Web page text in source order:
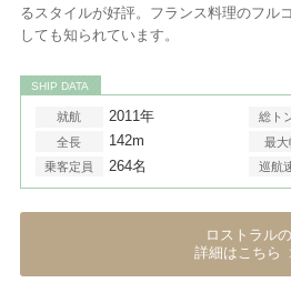
るスタイルが好評。フランス料理のフル
しても知られています。
SHIP DATA
就航 2011年 総ト
全長 142m 最大
乗客定員 264名 巡航
ロストラルの
詳細はこちら